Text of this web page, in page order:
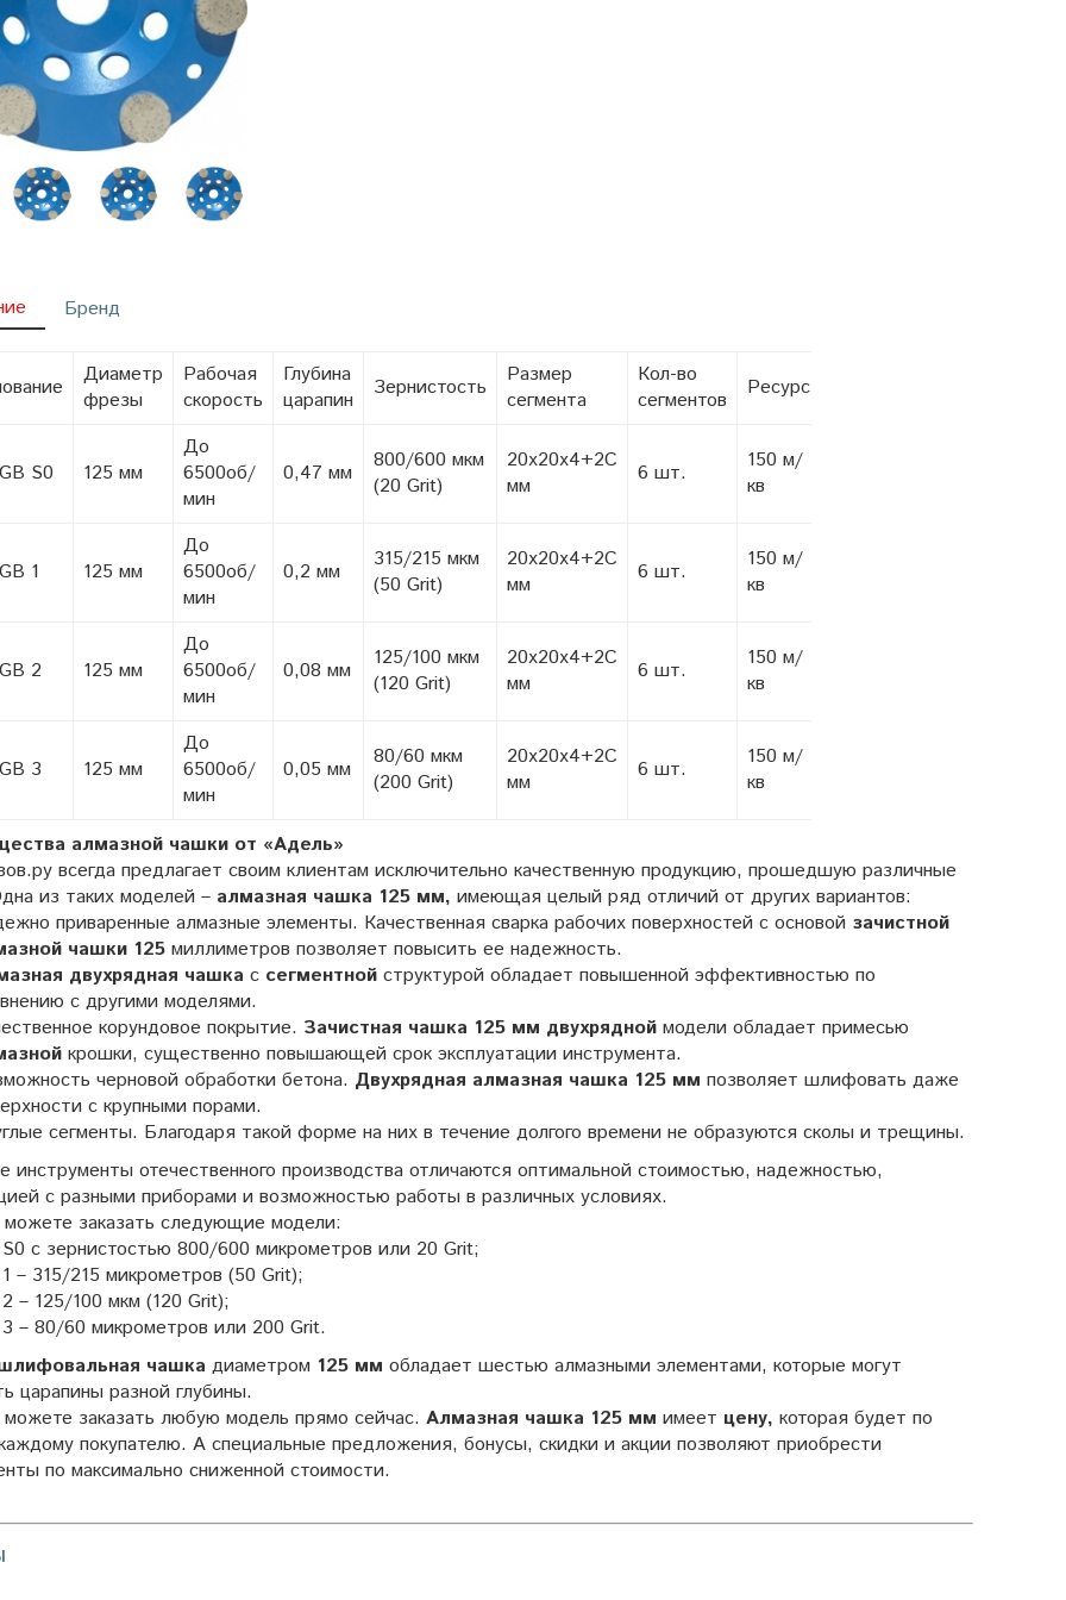
Диаметр
фрезы
Рабочая
скорость
Глубина
царапин
Зернистость
Размер
сегмента
Кол-во
сегментов
Ресурс
S0 125 мм
До
6500об/
мин
0,47 мм
800/600 мкм
(20 Grit)
20х20х4+2С
мм
6 шт.
150 м/
кв
1 125 мм
До
6500об/
мин
0,2 мм
315/215 мкм
(50 Grit)
20х20х4+2С
мм
6 шт.
150 м/
кв
2 125 мм
До
6500об/
мин
0,08 мм
125/100 мкм
(120 Grit)
20х20х4+2С
мм
6 шт.
150 м/
кв
3 125 мм
До
6500об/
мин
0,05 мм
80/60 мкм
(200 Grit)
20х20х4+2С
мм
6 шт.
150 м/
кв
алмазной чашки от «Адель»
всегда предлагает своим клиентам исключительно качественную продукцию, прошедшую различные
из таких моделей – алмазная чашка 125 мм, имеющая целый ряд отличий от других вариантов:
приваренные алмазные элементы. Качественная сварка рабочих поверхностей с основой зачистной
чашки 125 миллиметров позволяет повысить ее надежность.
двухрядная чашка с сегментной структурой обладает повышенной эффективностью по
с другими моделями.
корундовое покрытие. Зачистная чашка 125 мм двухрядной модели обладает примесью
крошки, существенно повышающей срок эксплуатации инструмента.
черновой обработки бетона. Двухрядная алмазная чашка 125 мм позволяет шлифовать даже
с крупными порами.
сегменты. Благодаря такой форме на них в течение долгого времени не образуются сколы и трещины.
инструменты отечественного производства отличаются оптимальной стоимостью, надежностью,
с разными приборами и возможностью работы в различных условиях.
заказать следующие модели:
с зернистостью 800/600 микрометров или 20 Grit;
– 315/215 микрометров (50 Grit);
– 125/100 мкм (120 Grit);
– 80/60 микрометров или 200 Grit.
чашка диаметром 125 мм обладает шестью алмазными элементами, которые могут
царапины разной глубины.
заказать любую модель прямо сейчас. Алмазная чашка 125 мм имеет цену, которая будет по
покупателю. А специальные предложения, бонусы, скидки и акции позволяют приобрести
по максимально сниженной стоимости.
Бренд